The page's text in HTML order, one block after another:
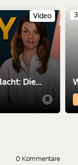
Weiter
1/3
Video
Die
0 Kommentare